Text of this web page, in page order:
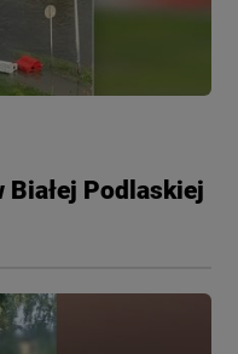
Białej Podlaskiej